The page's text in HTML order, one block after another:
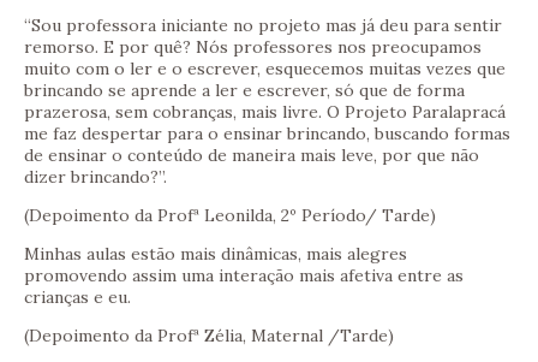
“Sou professora iniciante no projeto mas já deu para sentir
remorso. E por quê? Nós professores nos preocupamos
muito com o ler e o escrever, esquecemos muitas vezes que
brincando se aprende a ler e escrever, só que de forma
prazerosa, sem cobranças, mais livre. O Projeto Paralapracá
me faz despertar para o ensinar brincando, buscando formas
de ensinar o conteúdo de maneira mais leve, por que não
dizer brincando?”.
(Depoimento da Profª Leonilda, 2º Período/ Tarde)
Minhas aulas estão mais dinâmicas, mais alegres
promovendo assim uma interação mais afetiva entre as
crianças e eu.
(Depoimento da Profª Zélia, Maternal /Tarde)